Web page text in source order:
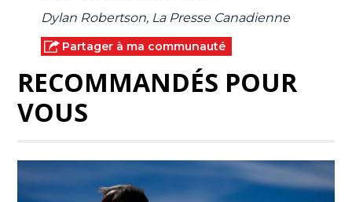
Dylan Robertson, La Presse Canadienne
Partager à ma communauté
RECOMMANDÉS POUR
VOUS